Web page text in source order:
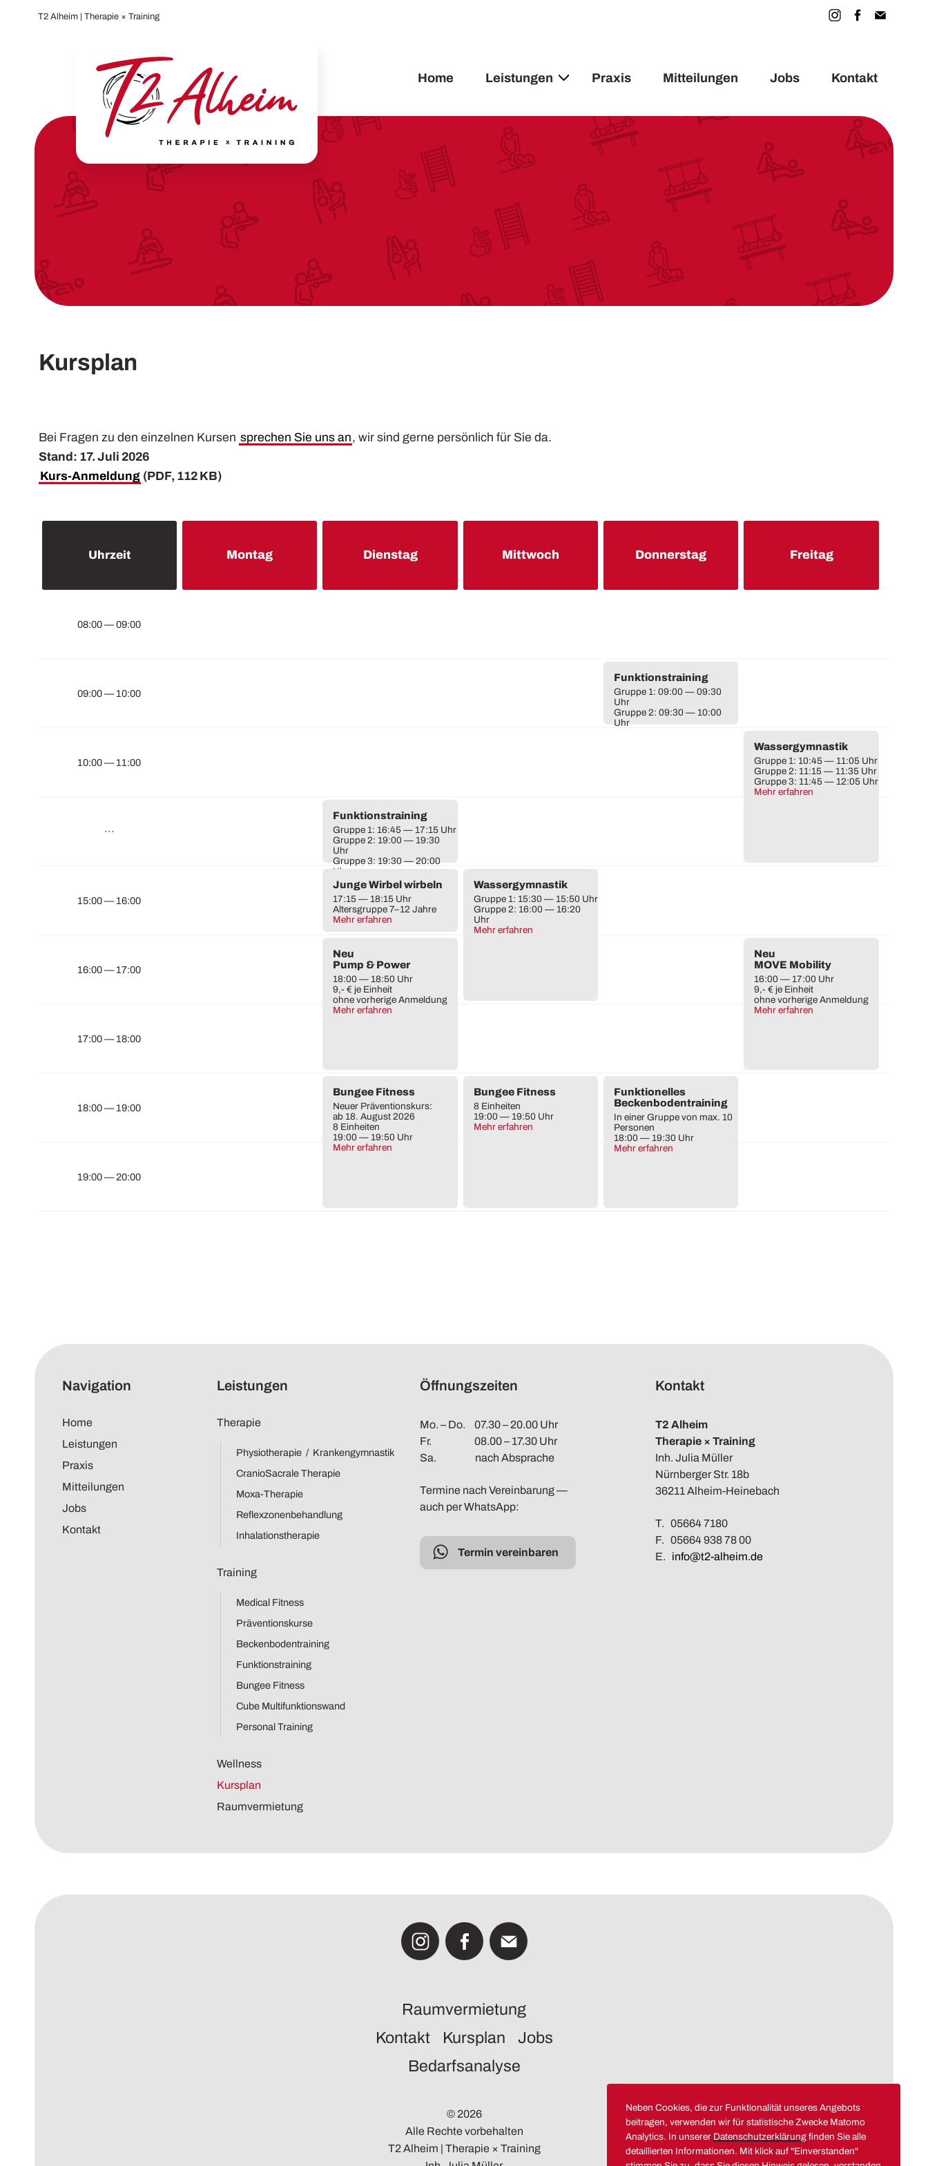
Neben Cookies, die zur Funktionalität unseres Angebots
beitragen, verwenden wir für statistische Zwecke Matomo
Analytics. In unserer Datenschutzerklärung finden Sie alle
detaillierten Informationen. Mit klick auf "Einverstanden"
T2 Alheim | Therapie × Training
Home Leistungen Praxis Mitteilungen Jobs Kontakt
Kursplan
Bei Fragen zu den einzelnen Kursen sprechen Sie uns an, wir sind gerne persönlich für Sie da.
Stand: 17. Juli 2026
Kurs-Anmeldung (PDF, 112 KB)
Uhrzeit
08:00 — 09:00
09:00 — 10:00
10:00 — 11:00
···
15:00 — 16:00
16:00 — 17:00
17:00 — 18:00
18:00 — 19:00
19:00 — 20:00
Montag Dienstag
Funktionstraining
Gruppe 1: 16:45 — 17:15 Uhr
Gruppe 2: 19:00 — 19:30
Uhr
Gruppe 3: 19:30 — 20:00
Uhr
Junge Wirbel wirbeln
17:15 — 18:15 Uhr
Altersgruppe 7–12 Jahre
Mehr erfahren
Neu
Pump & Power
18:00 — 18:50 Uhr
9,- € je Einheit
ohne vorherige Anmeldung
Mehr erfahren
Bungee Fitness
Neuer Präventionskurs:
ab 18. August 2026
8 Einheiten
19:00 — 19:50 Uhr
Mehr erfahren
Mittwoch
Wassergymnastik
Gruppe 1: 15:30 — 15:50 Uhr
Gruppe 2: 16:00 — 16:20
Uhr
Mehr erfahren
Bungee Fitness
8 Einheiten
19:00 — 19:50 Uhr
Mehr erfahren
Donnerstag
Funktionstraining
Gruppe 1: 09:00 — 09:30
Uhr
Gruppe 2: 09:30 — 10:00
Uhr
Funktionelles
Beckenbodentraining
In einer Gruppe von max. 10
Personen
18:00 — 19:30 Uhr
Mehr erfahren
Freitag
Wassergymnastik
Gruppe 1: 10:45 — 11:05 Uhr
Gruppe 2: 11:15 — 11:35 Uhr
Gruppe 3: 11:45 — 12:05 Uhr
Mehr erfahren
Neu
MOVE Mobility
16:00 — 17:00 Uhr
9,- € je Einheit
ohne vorherige Anmeldung
Mehr erfahren
Navigation
Home
Leistungen
Praxis
Mitteilungen
Jobs
Kontakt
Leistungen
Therapie
Physiotherapie / Krankengymnastik
CranioSacrale Therapie
Moxa-Therapie
Reflexzonenbehandlung
Inhalationstherapie
Training
Medical Fitness
Präventionskurse
Beckenbodentraining
Funktionstraining
Bungee Fitness
Cube Multifunktionswand
Personal Training
Wellness
Kursplan
Raumvermietung
Öffnungszeiten
Mo. – Do.
07.30 – 20.00 Uhr
Fr.
08.00 – 17.30 Uhr
Sa.
nach Absprache
Termine nach Vereinbarung —
auch per WhatsApp:
Termin vereinbaren
Kontakt
T2 Alheim
Therapie × Training
Inh. Julia Müller
Nürnberger Str. 18b
36211 Alheim-Heinebach
T. 05664 7180
F. 05664 938 78 00
E. info@t2-alheim.de
Raumvermietung
Kontakt
Kursplan
Jobs
Bedarfsanalyse
© 2026
Alle Rechte vorbehalten
T2 Alheim | Therapie × Training